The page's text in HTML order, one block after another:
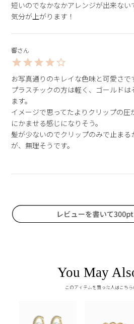
短いのでなかなかアレンジが出来ない
気分が上がります！
響
お写真通りのキレイな色味と可愛さで
プラスチックの方は軽く、ゴールドは
ます。
イメージで思ってたよりクリップの圧
にかませる感じになりそう。
髪が少ないのでクリップのみで止ま
が、無理そうです。
You May
このアイテムを買った人はこち